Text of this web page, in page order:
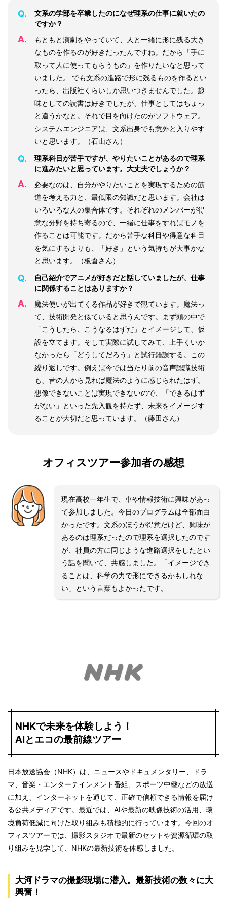
Q.
文系の学部を卒業したのになぜ理系の仕事に就いたの
ですか？
A.
もともと演劇をやっていて、人と一緒に形に残る大き
なものを作るのが好きだったんですね。だから「手に
取って人に使ってもらうもの」を作りたいなと思って
いました。 でも文系の進路で形に残るものを作るとい
ったら、出版社くらいしか思いつきませんでした。趣
味としての読書は好きでしたが、仕事としてはちょっ
と違うかなと。それで目を向けたのがソフトウェア。
システムエンジニアは、文系出身でも意外と入りやす
いと思います。（石山さん）
Q.
理系科目が苦手ですが、やりたいことがあるので理系
に進みたいと思っています。大丈夫でしょうか？
A.
必要なのは、自分がやりたいことを実現するための筋
道を考える力と、最低限の知識だと思います。会社は
いろいろな人の集合体です。それぞれのメンバーが得
意な分野を持ち寄るので、一緒に仕事をすればモノを
作ることは可能です。だから苦手な科目や得意な科目
を気にするよりも、「好き」という気持ちが大事かな
と思います。（板倉さん）
Q.
自己紹介でアニメが好きだと話していましたが、仕事
に関係することはありますか？
A.
魔法使いが出てくる作品が好きで観ています。魔法っ
て、技術開発と似ていると思うんです。まず頭の中で
「こうしたら、こうなるはずだ」とイメージして、仮
設を立てます。そして実際に試してみて、上手くいか
なかったら「どうしてだろう」と試行錯誤する。この
繰り返しです。例えば今では当たり前の音声認識技術
も、昔の人から見れば魔法のように感じられたはず。
想像できないことは実現できないので、「できるはず
がない」といった先入観を持たず、未来をイメージす
ることが大切だと思っています。（藤田さん）
オフィスツアー参加者の感想
現在高校一年生で、車や情報技術に興味があっ
て参加しました。今日のプログラムは全部面白
かったです。文系のほうが得意だけど、興味が
あるのは理系だったので理系を選択したのです
が、社員の方に同じような進路選択をしたとい
う話を聞いて、共感しました。「イメージでき
ることは、科学の力で形にできるかもしれな
い」という言葉もよかったです。
NHKで未来を体験しよう！
AIとエコの最前線ツアー
日本放送協会（NHK）は、ニュースやドキュメンタリー、ドラ
マ、音楽・エンターテインメント番組、スポーツ中継などの放送
に加え、インターネットを通じて、正確で信頼できる情報を届け
る公共メディアです。最近では、AIや最新の映像技術の活用、環
境負荷低減に向けた取り組みも積極的に行っています。今回のオ
フィスツアーでは、撮影スタジオで最新のセットや資源循環の取
り組みを見学して、NHKの最新技術を体感しました。
大河ドラマの撮影現場に潜入。最新技術の数々に大
興奮！